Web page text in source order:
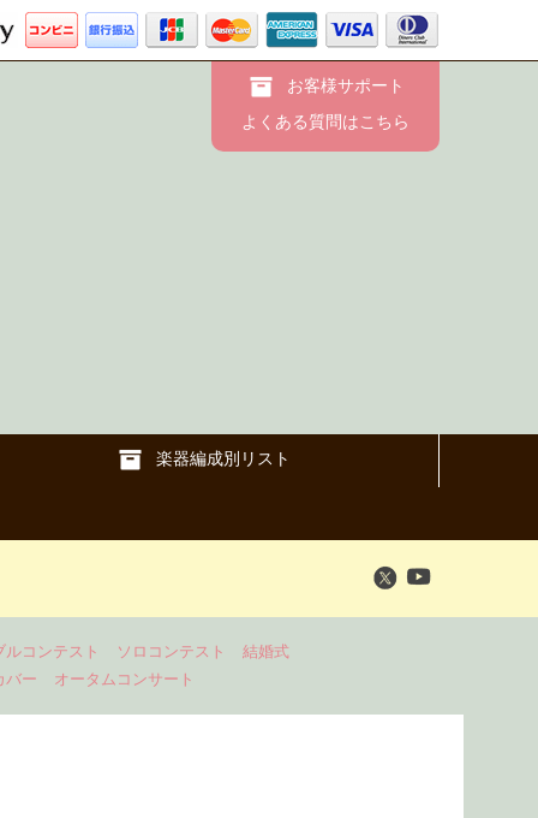
お客様サポート
よくある質問はこちら
楽器編成別リスト
ルコンテスト ソロコンテスト
結婚式
バー
オータムコンサート